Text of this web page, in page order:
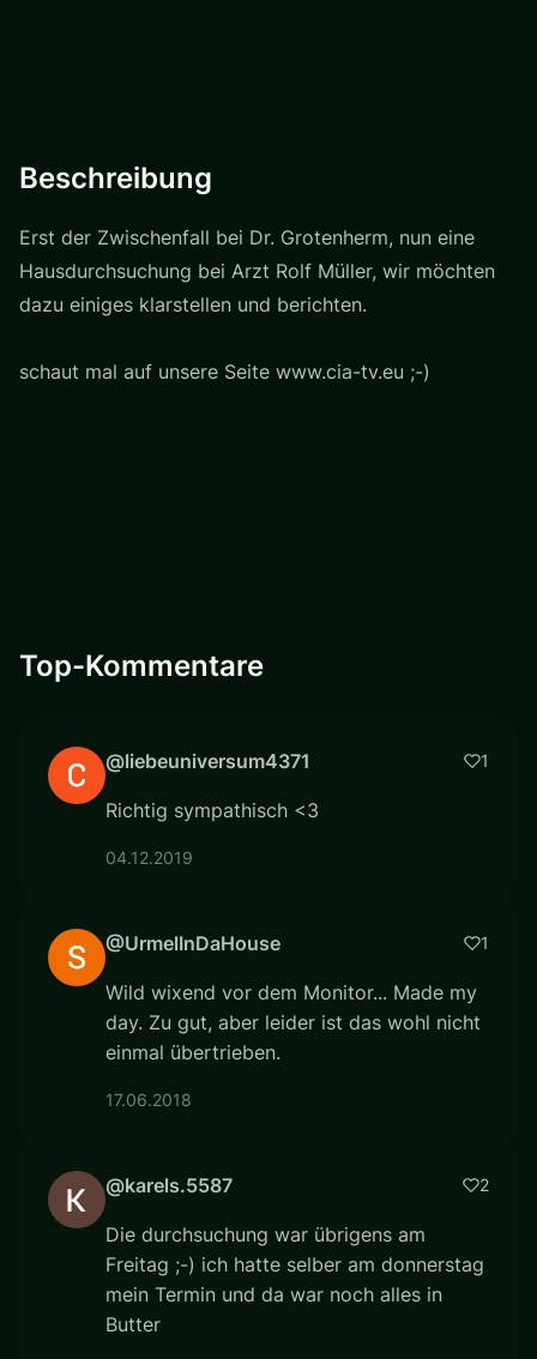
Beschreibung
Erst der Zwischenfall bei Dr. Grotenherm, nun eine
Hausdurchsuchung bei Arzt Rolf Müller, wir möchten
dazu einiges klarstellen und berichten.
schaut mal auf unsere Seite www.cia-tv.eu ;-)
Top-Kommentare
@liebeuniversum4371 1
Richtig sympathisch <3
04.12.2019
@UrmelInDaHouse 1
Wild wixend vor dem Monitor... Made my
day. Zu gut, aber leider ist das wohl nicht
einmal übertrieben.
17.06.2018
@karels.5587 2
Die durchsuchung war übrigens am
Freitag ;-) ich hatte selber am donnerstag
mein Termin und da war noch alles in
Butter